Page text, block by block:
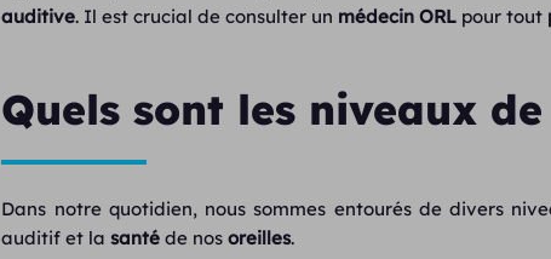
auditive. Il est crucial de consulter un médecin ORL pour tout
Quels sont les niveaux
Dans notre quotidien, nous sommes entourés de divers
auditif et lasanté de nosoreilles.